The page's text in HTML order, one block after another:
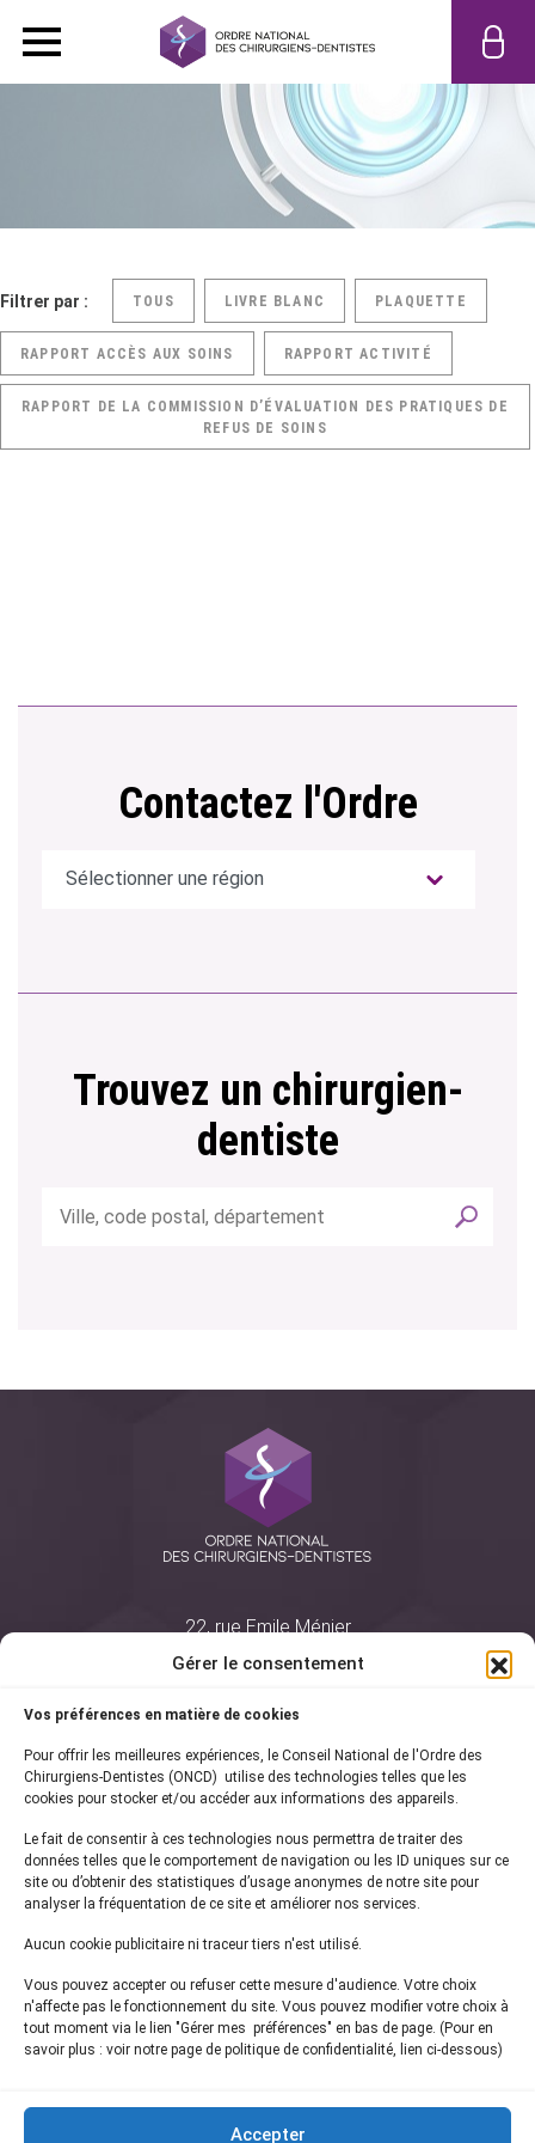
Gérer le consentement
Vos préférences en matière de cookies
Pour offrir les meilleures expériences, le Conseil National de l'Ordre des
Chirurgiens-Dentistes (ONCD) utilise des technologies telles que les
cookies pour stocker et/ou accéder aux informations des appareils.
Le fait de consentir à ces technologies nous permettra de traiter des
données telles que le comportement de navigation ou les ID uniques sur ce
site ou d’obtenir des statistiques d’usage anonymes de notre site pour
analyser la fréquentation de ce site et améliorer nos services.
Aucun cookie publicitaire ni traceur tiers n'est utilisé.
Vous pouvez accepter ou refuser cette mesure d'audience. Votre choix
n'affecte pas le fonctionnement du site. Vous pouvez modifier votre choix à
tout moment via le lien "Gérer mes préférences" en bas de page. (Pour en
savoir plus : voir notre page de politique de confidentialité, lien ci-dessous)
Accepter
Filtrer par : TOUS LIVRE BLANC PLAQUETTE
RAPPORT ACCÈS AUX SOINS RAPPORT ACTIVITÉ
RAPPORT DE LA COMMISSION D’ÉVALUATION DES PRATIQUES DE
REFUS DE SOINS
Contactez l'Ordre
Trouvez un chirurgien-
dentiste
22, rue Emile Ménier
75761 Paris Cedex 16
01 44 34 78 80
courrier@oncd.org
Actualités
Presse
Informations légales
Plan du site
Inscrivez-vous à notrenewsletter